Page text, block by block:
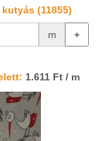
(11855)
m +
1.611 Ft / m